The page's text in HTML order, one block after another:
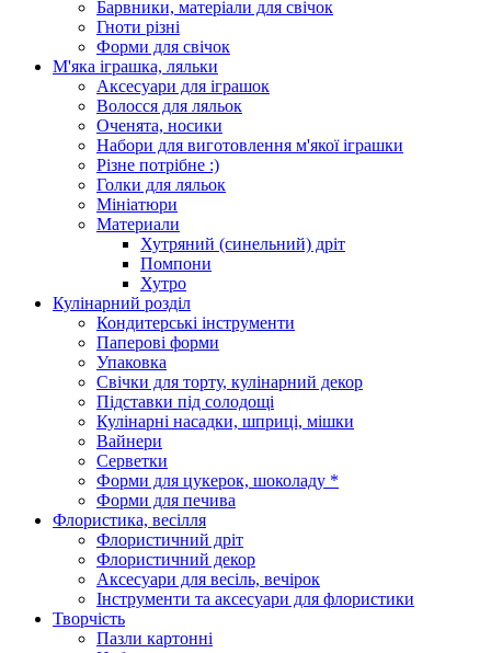
Барвники, матеріали для свічок
Гноти різні
Форми для свічок
М'яка іграшка, ляльки
Аксесуари для іграшок
Волосся для ляльок
Оченята, носики
Набори для виготовлення м'якої іграшки
Різне потрібне :)
Голки для ляльок
Мініатюри
Материали
Хутряний (синельний) дріт
Помпони
Хутро
Кулінарний розділ
Кондитерські інструменти
Паперові форми
Упаковка
Свічки для торту, кулінарний декор
Підставки під солодощі
Кулінарні насадки, шприці, мішки
Вайнери
Серветки
Форми для цукерок, шоколаду *
Форми для печива
Флористика, весілля
Флористичний дріт
Флористичний декор
Аксесуари для весіль, вечірок
Інструменти та аксесуари для флористики
Творчість
Пазли картонні